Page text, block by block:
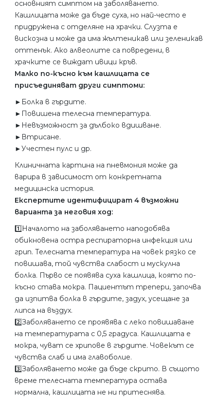
основният симптом на заболяването.
Кашлицата може да бъде суха, но най-често е
придружена с отделяне на храчки. Слузта е
вискозна и може да има жълтеникав или зеленикав
оттенък. Ако алвеолите са повредени, в
храчките се виждат ивици кръв.
Малко по-късно към кашлицата се
присъединяват други симптоми:
►Болка в гърдите.
►Повишена телесна температура.
►Невъзможност за дълбоко вдишване.
►Втрисане.
►Учестен пулс и др.
Клиничната картина на пневмония може да
варира в зависимост от конкретната
медицинска история.
Експертите идентифицират 4 възможни
варианта за неговия ход:
1️⃣Началото на заболяването наподобява
обикновена остра респираторна инфекция или
грип. Телесната температура на човек рязко се
повишава, той чувства слабост и мускулна
болка. Първо се появява суха кашлица, която по-
късно става мокра. Пациентът трепери, започва
да изпитва болка в гърдите, задух, усещане за
липса на въздух.
2️⃣Заболяването се проявява с леко повишаване
на температурата с 0,5 градуса. Кашлицата е
мокра, чуват се хрипове в гърдите. Човекът се
чувства слаб и има главоболие.
3️⃣Заболяването може да бъде скрито. В същото
време телесната температура остава
нормална, кашлицата не ни притеснява.